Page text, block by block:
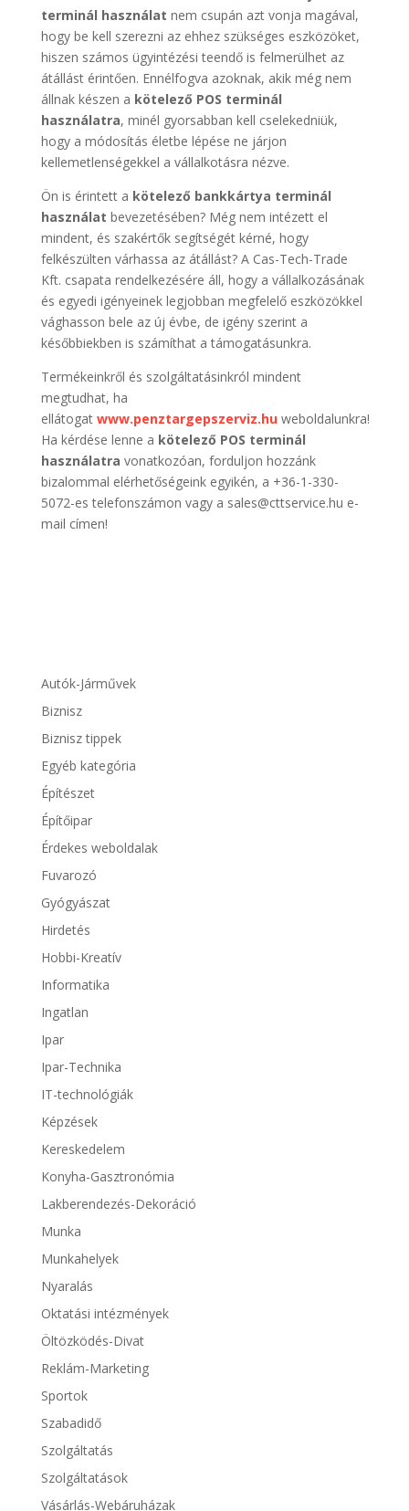
terminál használat nem csupán azt vonja magával,
hogy be kell szerezni az ehhez szükséges eszközöket,
hiszen számos ügyintézési teendő is felmerülhet az
átállást érintően. Ennélfogva azoknak, akik még nem
állnak készen a kötelező POS terminál
használatra, minél gyorsabban kell cselekedniük,
hogy a módosítás életbe lépése ne járjon
kellemetlenségekkel a vállalkotásra nézve.
Ön is érintett a kötelező bankkártya terminál
használat bevezetésében? Még nem intézett el
mindent, és szakértők segítségét kérné, hogy
felkészülten várhassa az átállást? A Cas-Tech-Trade
Kft. csapata rendelkezésére áll, hogy a vállalkozásának
és egyedi igényeinek legjobban megfelelő eszközökkel
vághasson bele az új évbe, de igény szerint a
későbbiekben is számíthat a támogatásunkra.
Termékeinkről és szolgáltatásinkról mindent
megtudhat, ha
ellátogat www.penztargepszerviz.huweboldalunkra!
Ha kérdése lenne a kötelező POS terminál
használatra vonatkozóan, forduljon hozzánk
bizalommal elérhetőségeink egyikén, a +36-1-330-
5072-es telefonszámon vagy a sales@cttservice.hu e-
mail címen!
Autók-Járművek
Biznisz
Biznisz tippek
Egyéb kategória
Építészet
Építőipar
Érdekes weboldalak
Fuvarozó
Gyógyászat
Hirdetés
Hobbi-Kreatív
Informatika
Ingatlan
Ipar
Ipar-Technika
IT-technológiák
Képzések
Kereskedelem
Konyha-Gasztronómia
Lakberendezés-Dekoráció
Munka
Munkahelyek
Nyaralás
Oktatási intézmények
Öltözködés-Divat
Reklám-Marketing
Sportok
Szabadidő
Szolgáltatás
Szolgáltatások
Vásárlás-Webáruházak